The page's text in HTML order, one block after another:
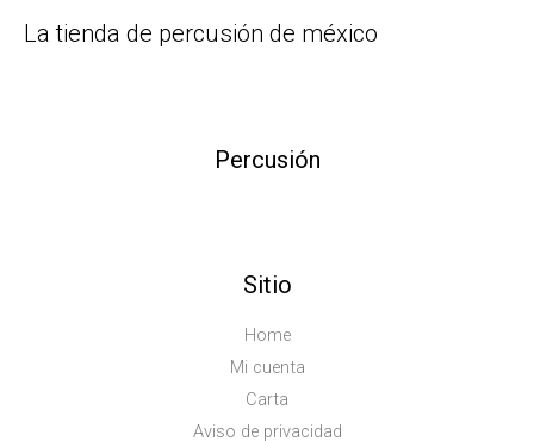
La tienda de percusión de méxico
Percusión
Sitio
Home
Mi cuenta
Carta
Aviso de privacidad